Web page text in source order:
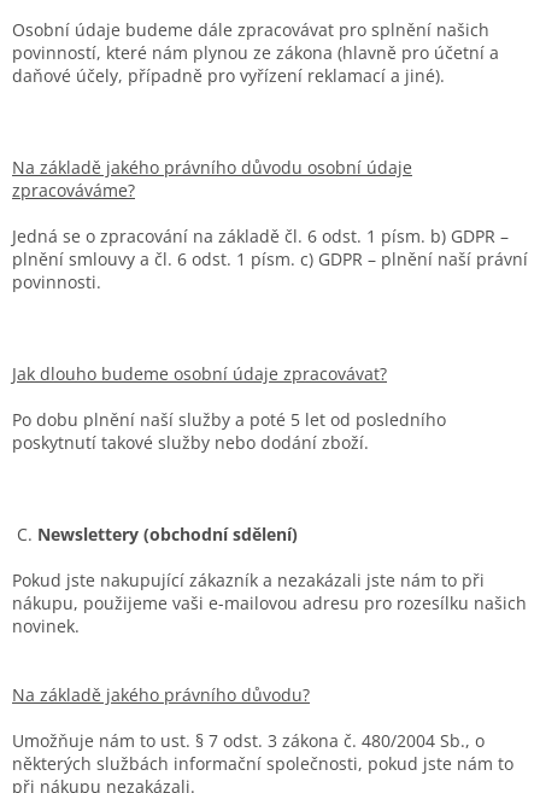
Osobní údaje budeme dále zpracovávat pro splnění našich
povinností, které nám plynou ze zákona (hlavně pro účetní a
daňové účely, případně pro vyřízení reklamací a jiné).
Na základě jakého právního důvodu osobní údaje
zpracováváme?
Jedná se o zpracování na základě čl. 6 odst. 1 písm. b) GDPR –
plnění smlouvy a čl. 6 odst. 1 písm. c) GDPR – plnění naší právní
povinnosti.
Jak dlouho budeme osobní údaje zpracovávat?
Po dobu plnění naší služby a poté 5 let od posledního
poskytnutí takové služby nebo dodání zboží.
C. Newslettery (obchodní sdělení)
Pokud jste nakupující zákazník a nezakázali jste nám to při
nákupu, použijeme vaši e-mailovou adresu pro rozesílku našich
novinek.
Na základě jakého právního důvodu?
Umožňuje nám to ust. § 7 odst. 3 zákona č. 480/2004 Sb., o
některých službách informační společnosti, pokud jste nám to
při nákupu nezakázali.